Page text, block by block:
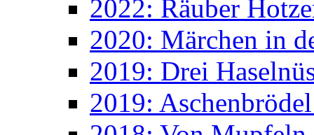
2022: Räuber
2020: Märchen in
2019: Drei
2019: